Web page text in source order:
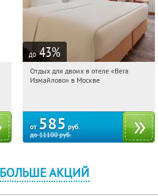
до 43%
20:47:32 Купили:
Отдых для двоих в отеле «Вега
Измайлово» в Москве
от 585 руб.
до11100руб.
АКЦИЙ